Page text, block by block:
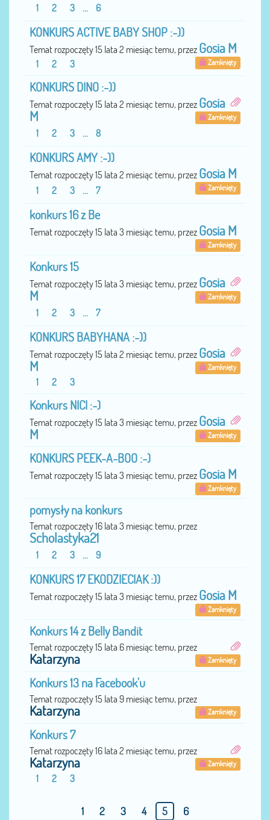
1 2 3 ... 6
KONKURS ACTIVE BABY SHOP :-))
Temat rozpoczęty 15 lata 2 miesiąc temu, przez Gosia M
Zamknięty
1 2 3
KONKURS DINO :-))
Temat rozpoczęty 15 lata 2 miesiąc temu, przez Gosia
M Zamknięty
1 2 3 ... 8
KONKURS AMY :-))
Temat rozpoczęty 15 lata 2 miesiąc temu, przez Gosia M
Zamknięty
1 2 3 ... 7
konkurs 16 z Be
Temat rozpoczęty 15 lata 3 miesiąc temu, przez Gosia M
Zamknięty
Konkurs 15
Temat rozpoczęty 15 lata 3 miesiąc temu, przez Gosia
M Zamknięty
1 2 3 ... 7
KONKURS BABYHANA :-))
Temat rozpoczęty 15 lata 2 miesiąc temu, przez Gosia
M Zamknięty
1 2 3
Konkurs NICI :-)
Temat rozpoczęty 15 lata 3 miesiąc temu, przez Gosia
M Zamknięty
KONKURS PEEK-A-BOO :-)
Temat rozpoczęty 15 lata 3 miesiąc temu, przez Gosia M
Zamknięty
pomysły na konkurs
Temat rozpoczęty 16 lata 3 miesiąc temu, przez
Scholastyka21
1 2 3 ... 9
KONKURS 17 EKODZIECIAK :))
Temat rozpoczęty 15 lata 3 miesiąc temu, przez Gosia M
Zamknięty
Konkurs 14 z Belly Bandit
Temat rozpoczęty 15 lata 6 miesiąc temu, przez
Katarzyna Zamknięty
Konkurs 13 na Facebook'u
Temat rozpoczęty 15 lata 9 miesiąc temu, przez
Katarzyna Zamknięty
Konkurs 7
Temat rozpoczęty 16 lata 2 miesiąc temu, przez
Katarzyna Zamknięty
1 2 3
1 2 3 4 5 6